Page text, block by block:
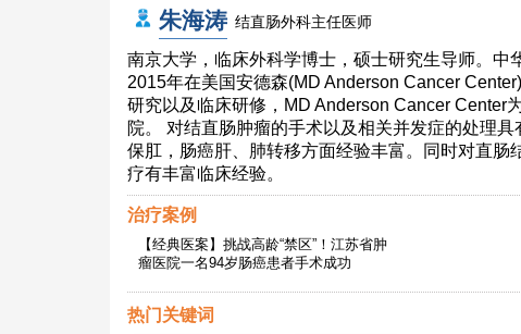
朱海涛 结直肠外科主任医师
南京大学，临床外科学博士，硕士研究生导师。中
2015年在美国安德森(MD Anderson Cancer
研究以及临床研修，MD Anderson Cancer Center
院。 对结直肠肿瘤的手术以及相关并发症的处理
保肛，肠癌肝、肺转移方面经验丰富。同时对直肠
疗有丰富临床经验。
治疗案例
【经典医案】挑战高龄“禁区”！江苏省肿
瘤医院一名94岁肠癌患者手术成功
热门关键词